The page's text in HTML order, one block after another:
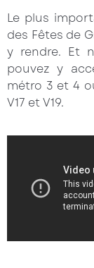
Le plus
des Fêtes de
y rendre. Et
pouvez y
métro 3 et 4
V17 et V19.